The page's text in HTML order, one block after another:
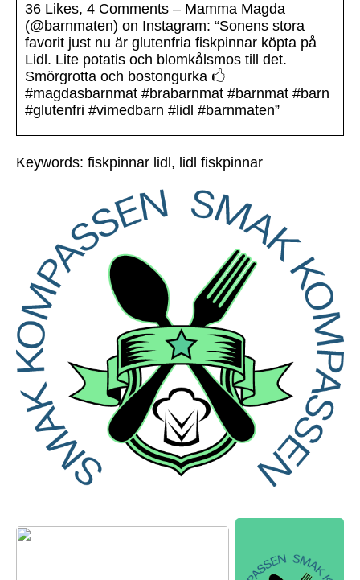
36 Likes, 4 Comments – Mamma Magda
(@barnmaten) on Instagram: “Sonens stora
favorit just nu är glutenfria fiskpinnar köpta på
Lidl. Lite potatis och blomkålsmos till det.
Smörgrotta och bostongurka 🖒
#magdasbarnmat #brabarnmat #barnmat #barn
#glutenfri #vimedbarn #lidl #barnmaten”
Keywords: fiskpinnar lidl, lidl fiskpinnar